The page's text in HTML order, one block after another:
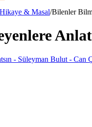
Hikaye & Masal/Bilenler